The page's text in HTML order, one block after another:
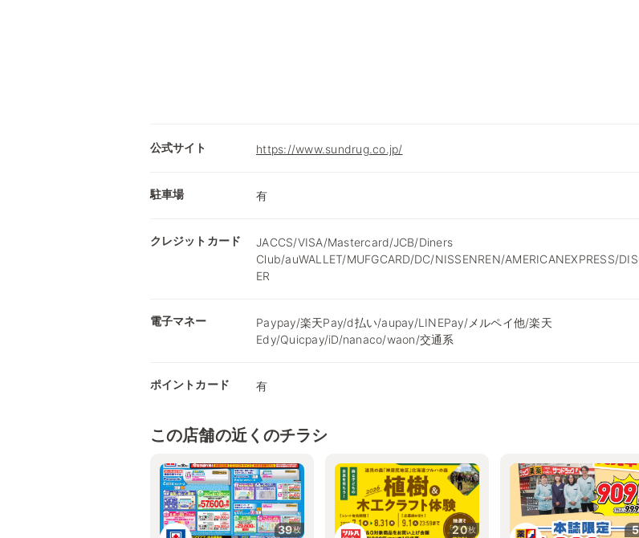
公式サイト https://www.sundrug.co.jp/
駐車場 有
クレジットカード
JACCS/VISA/Mastercard/JCB/Diners
Club/auWALLET/MUFGCARD/DC/NISSENREN/AMERICANEXPRESS/
ER
電子マネー
Paypay/楽天Pay/ⅾ払い/aupay/LINEPay/メルペイ他/楽天
Edy/Quicpay/iD/nanaco/waon/交通系
ポイントカード 有
この店舗の近くのチラシ
39枚 20枚 5